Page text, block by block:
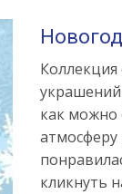
как можно
атмосферу
кликнуть